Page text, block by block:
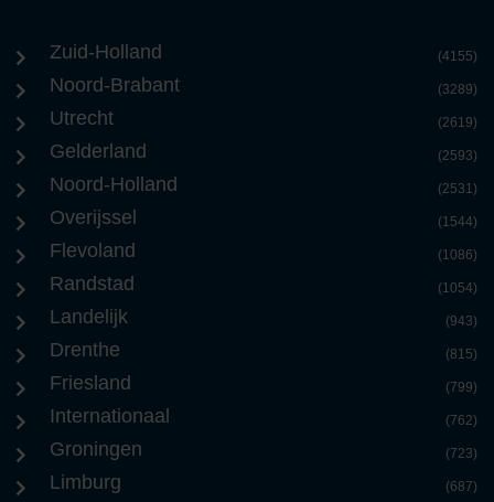
Zuid-Holland (4155)
Noord-Brabant (3289)
Utrecht (2619)
Gelderland (2593)
Noord-Holland (2531)
Overijssel (1544)
Flevoland (1086)
Randstad (1054)
Landelijk (943)
Drenthe (815)
Friesland (799)
Internationaal (762)
Groningen (723)
Limburg (687)